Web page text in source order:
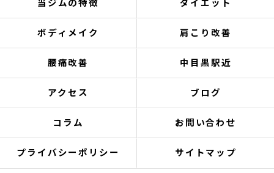
当ジムの特徴 ダイエット
ボディメイク 肩こり改善
腰痛改善 中目黒駅近
アクセス ブログ
コラム お問い合わせ
プライバシーポリシー サイトマップ